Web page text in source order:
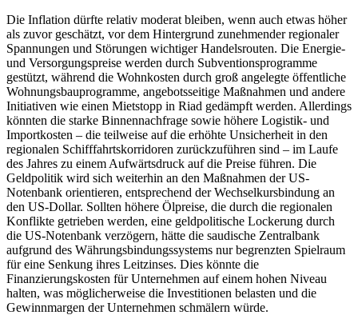
Die Inflation dürfte relativ moderat bleiben, wenn auch etwas höher
als zuvor geschätzt, vor dem Hintergrund zunehmender regionaler
Spannungen und Störungen wichtiger Handelsrouten. Die Energie-
und Versorgungspreise werden durch Subventionsprogramme
gestützt, während die Wohnkosten durch groß angelegte öffentliche
Wohnungsbauprogramme, angebotsseitige Maßnahmen und andere
Initiativen wie einen Mietstopp in Riad gedämpft werden. Allerdings
könnten die starke Binnennachfrage sowie höhere Logistik- und
Importkosten – die teilweise auf die erhöhte Unsicherheit in den
regionalen Schifffahrtskorridoren zurückzuführen sind – im Laufe
des Jahres zu einem Aufwärtsdruck auf die Preise führen. Die
Geldpolitik wird sich weiterhin an den Maßnahmen der US-
Notenbank orientieren, entsprechend der Wechselkursbindung an
den US-Dollar. Sollten höhere Ölpreise, die durch die regionalen
Konflikte getrieben werden, eine geldpolitische Lockerung durch
die US-Notenbank verzögern, hätte die saudische Zentralbank
aufgrund des Währungsbindungssystems nur begrenzten Spielraum
für eine Senkung ihres Leitzinses. Dies könnte die
Finanzierungskosten für Unternehmen auf einem hohen Niveau
halten, was möglicherweise die Investitionen belasten und die
Gewinnmargen der Unternehmen schmälern würde.